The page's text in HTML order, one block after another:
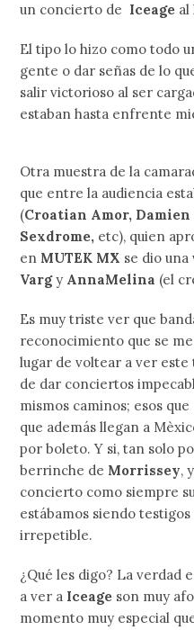
un concierto de Iceage al
El tipo lo hizo como todo
gente o dar señas de lo
salir victorioso al ser
estaban hasta enfrente
Otra muestra de la
que entre la audiencia
(Croatian Amor,
Sexdrome, etc), quien
en MUTEK MX se dio
Vargy AnnaMelina (el
Es muy triste ver que
reconocimiento que se
lugar de voltear a ver este
de dar conciertos
mismos caminos; esos
que además llegan a
por boleto. Y si, tan solo
berrinche de Morrissey,
concierto como siempre
estábamos siendo
irrepetible.
¿Qué les digo? La verdad
a ver a Iceage son muy
momento muy especial